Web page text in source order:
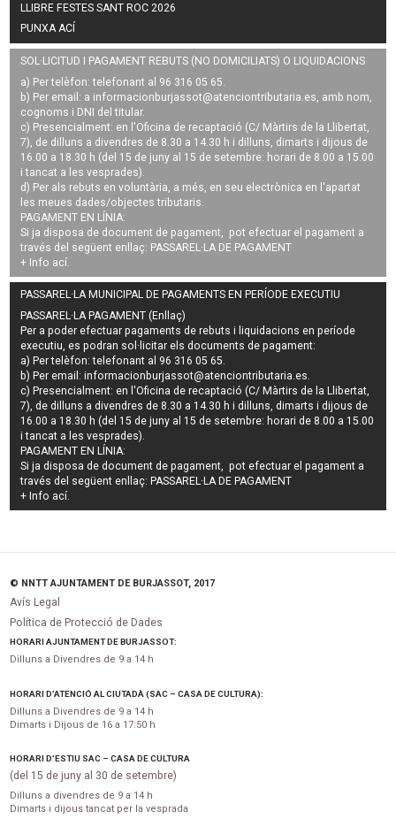
LLIBRE FESTES SANT ROC 2026
PUNXA ACÍ
SOL·LICITUD I PAGAMENT REBUTS (NO DOMICILIATS) O LIQUIDACIONS
a) Per telèfon: telefonant al 96 316 05 65.
b) Per email: a informacionburjassot@atenciontributaria.es , amb nom,
cognoms i DNI del titular.
c) Presencialment: en l'Oficina de recaptació (C/ Màrtirs de la Llibertat,
7), de dilluns a divendres de 8.30 a 14.30 h i dilluns, dimarts i dijous de
16.00 a 18.30 h (del 15 de juny al 15 de setembre: horari de 8.00 a 15.00
i tancat a les vesprades).
d) Per als rebuts en voluntària, a més, en seu electrònica en l'apartat
les meues dades/objectes tributaris.
PAGAMENT EN LÍNIA:
Si ja disposa de document de pagament, pot efectuar el pagament a
través del següent enllaç: PASSAREL·LA DE PAGAMENT
+ Info ací
PASSAREL·LA MUNICIPAL DE PAGAMENTS EN PERÍODE EXECUTIU
PASSAREL·LA PAGAMENT (Enllaç)
Per a poder efectuar pagaments derebuts i liquidacions en període
executiu, es podran sol·licitar els documents de pagament:
a) Per telèfon: telefonant al 96 316 05 65.
b) Per email:informacionburjassot@atenciontributaria.es.
c) Presencialment: en l'Oficina de recaptació (C/ Màrtirs de la Llibertat,
7), de dilluns a divendres de 8.30 a 14.30 h i dilluns, dimarts i dijous de
16.00 a 18.30 h (del 15 de juny al 15 de setembre: horari de 8.00 a 15.00
i tancat a les vesprades).
PAGAMENT EN LÍNIA:
Si ja disposa de document de pagament, pot efectuar el pagament a
través del següent enllaç: PASSAREL·LA DE PAGAMENT
+ Info ací.
© NNTT AJUNTAMENT DE BURJASSOT, 2017
Avís Legal
Política de Protecció de Dades
HORARI AJUNTAMENT DE BURJASSOT:
Dilluns a Divendres de 9 a 14 h
HORARI D’ATENCIÓ AL CIUTADÀ (SAC – CASA DE CULTURA):
Dilluns a Divendres de 9 a 14 h
Dimarts i Dijous de 16 a 17:50 h
HORARI D’ESTIU SAC – CASA DE CULTURA
(del 15 de juny al 30 de setembre)
Dilluns a divendres de 9 a 14 h
Dimarts i dijous tancat per la vesprada